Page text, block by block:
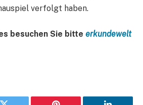
verfolgt haben.
besuchen Sie bitte erkundewelt